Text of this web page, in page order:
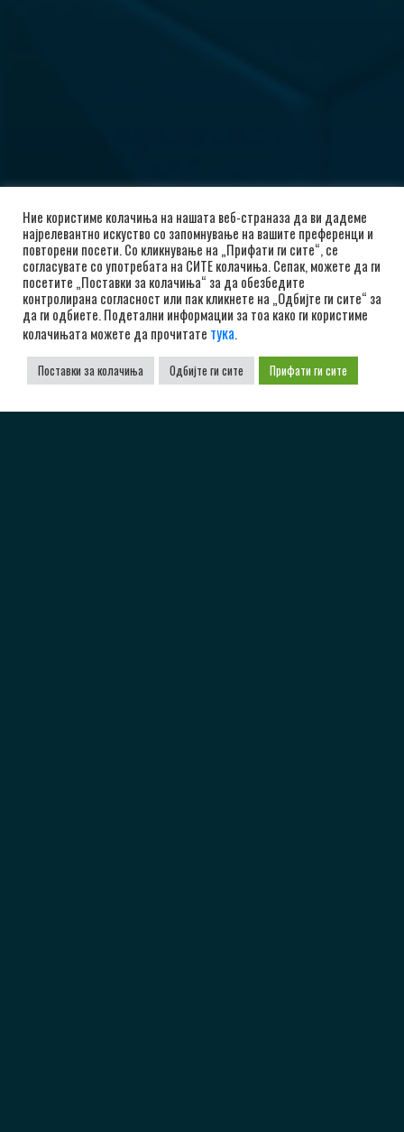
Ние користиме колачиња на нашата веб-страназа да ви дадеме
најрелевантно искуство со запомнување на вашите преференци и
повторени посети. Со кликнување на „Прифати ги сите“, се
согласувате со употребата на СИТЕ колачиња. Сепак, можете да ги
посетите „Поставки за колачиња“ за да обезбедите
контролирана согласност или пак кликнете на „Одбијте ги сите“ за
да ги одбиете. Подетални информации за тоа како ги користиме
колачињата можете да прочитате тука.
Поставки за колачиња Одбијте ги сите Прифати ги сите